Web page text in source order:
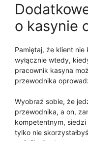
o kasynie
Pamiętaj, że klient nie
wyłącznie wtedy,
pracownik kasyna
przewodnika
Wyobraź sobie, że
przewodnika, a on,
kompetentnym,
tylko nie